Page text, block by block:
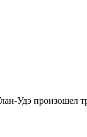
Удэ произошел